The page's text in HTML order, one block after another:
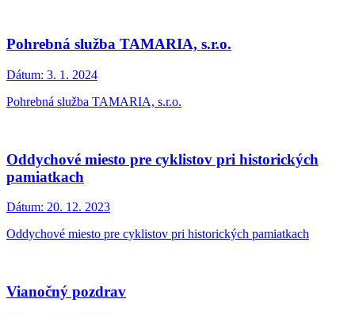
Pohrebná služba TAMARIA, s.r.o.
Dátum: 3. 1. 2024
Pohrebná služba TAMARIA, s.r.o.
Oddychové miesto pre cyklistov pri historických
pamiatkach
Dátum: 20. 12. 2023
Oddychové miesto pre cyklistov pri historických pamiatkach
Vianočný pozdrav